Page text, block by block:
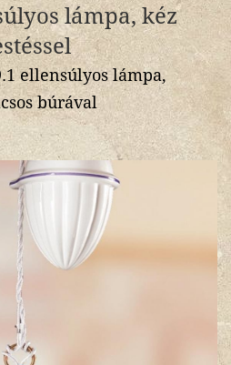
lámpa, kéz
ellensúlyos lámpa,
búrával